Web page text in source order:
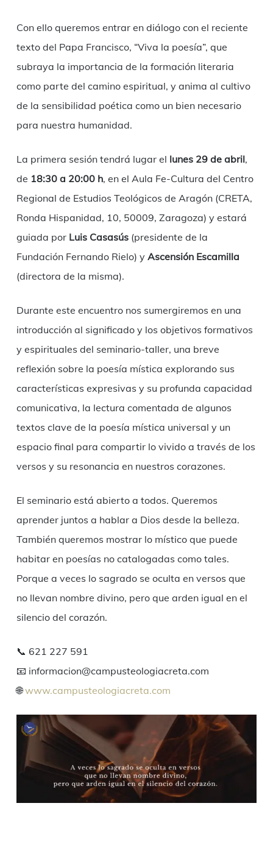
Con ello queremos entrar en diálogo con el reciente
texto del Papa Francisco, “Viva la poesía”, que
subraya la importancia de la formación literaria
como parte del camino espiritual, y anima al cultivo
de la sensibilidad poética como un bien necesario
para nuestra humanidad.
La primera sesión tendrá lugar el lunes 29 de abril,
de 18:30 a 20:00 h, en el Aula Fe-Cultura del Centro
Regional de Estudios Teológicos de Aragón (CRETA,
Ronda Hispanidad, 10, 50009, Zaragoza) y estará
guiada por Luis Casasús(presidente de la
Fundación Fernando Rielo) y Ascensión Escamilla
(directora de la misma).
Durante este encuentro nos sumergiremos en una
introducción al significado y los objetivos formativos
y espirituales del seminario-taller, una breve
reflexión sobre la poesía mística explorando sus
características expresivas y su profunda capacidad
comunicativa, la lectura comentada de algunos
textos clave de la poesía mística universal y un
espacio final para compartir lo vivido a través de los
versos y su resonancia en nuestros corazones.
El seminario está abierto a todos. Queremos
aprender juntos a hablar a Dios desde la belleza.
También queremos mostrar lo místico que puede
habitar en poesías no catalogadas como tales.
Porque a veces lo sagrado se oculta en versos que
no llevan nombre divino, pero que arden igual en el
silencio del corazón.
📞 621 227 591
📧 informacion@campusteologiacreta.com
🌐www.campusteologiacreta.com